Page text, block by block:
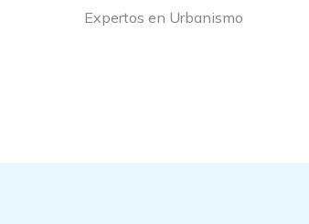
Expertos en Urbanismo